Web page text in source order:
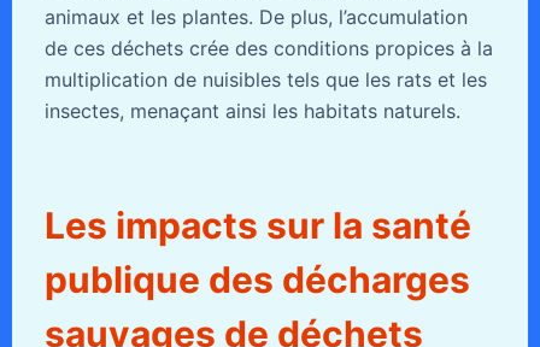
animaux et les plantes. De plus, l’accumulation
de ces déchets crée des conditions propices à la
multiplication de nuisibles tels que les rats et les
insectes, menaçant ainsi les habitats naturels.
Les impacts sur la santé
publique des décharges
sauvages de déchets